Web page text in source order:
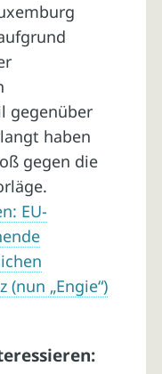
gegenüber
haben
gegen die
EU-
(nun „Engie“)